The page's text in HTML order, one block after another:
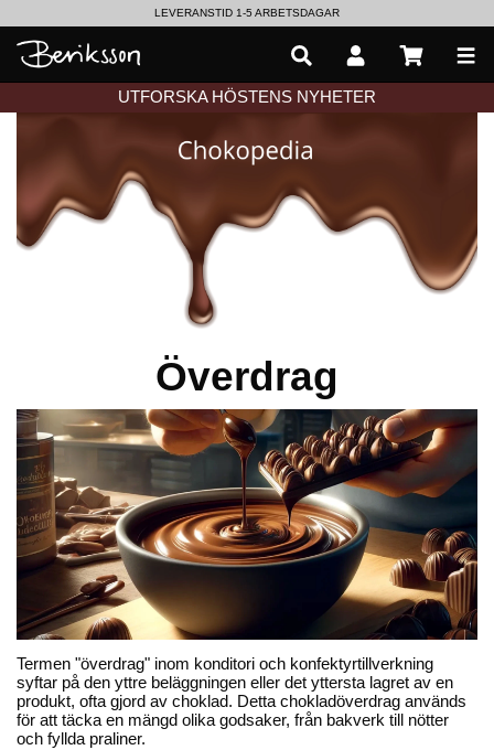
LEVERANSTID 1-5 ARBETSDAGAR
UTFORSKA HÖSTENS NYHETER
Överdrag
Termen "överdrag" inom konditori och konfektyrtillverkning
syftar på den yttre beläggningen eller det yttersta lagret av en
produkt, ofta gjord av choklad. Detta chokladöverdrag används
för att täcka en mängd olika godsaker, från bakverk till nötter
och fyllda praliner.